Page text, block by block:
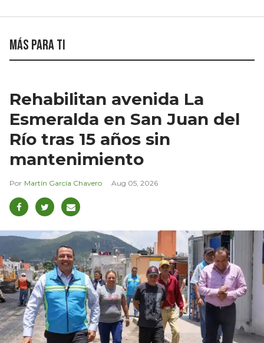
Más para ti
Rehabilitan avenida La
Esmeralda en San Juan del
Río tras 15 años sin
mantenimiento
Martín García Chavero Aug 05, 2026